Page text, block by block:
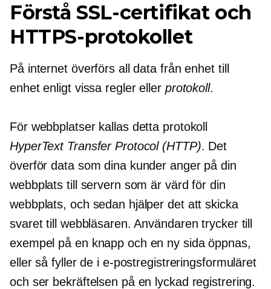
Förstå SSL-certifikat och
HTTPS-protokollet
På internet överförs all data från enhet till
enhet enligt vissa regler eller protokoll.
För webbplatser kallas detta protokoll
HyperText Transfer Protocol (HTTP). Det
överför data som dina kunder anger på din
webbplats till servern som är värd för din
webbplats, och sedan hjälper det att skicka
svaret till webbläsaren. Användaren trycker till
exempel på en knapp och en ny sida öppnas,
eller så fyller de i e-postregistreringsformuläret
och ser bekräftelsen på en lyckad registrering.